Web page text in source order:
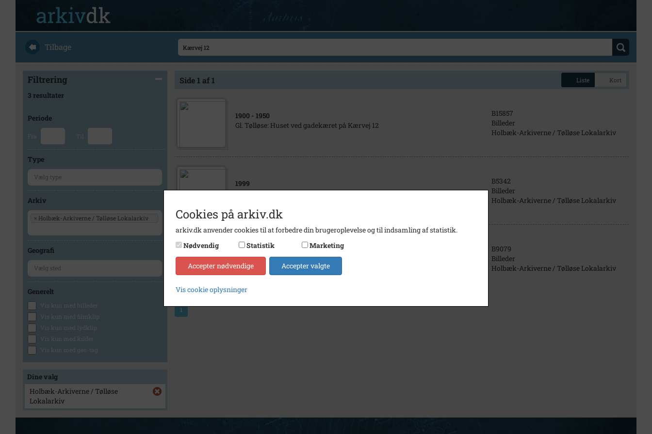
Tilbage
Filtrering
3 resultater
Periode
Fra Til
Type
Arkiv
× Holbæk-Arkiverne / Tølløse Lokalarkiv
Geografi
Generelt
Vis kun med billeder
Vis kun med filmklip
Vis kun med lydklip
Vis kun med kilder
Vis kun med geo-tag
Dine valg
Holbæk-Arkiverne / Tølløse
Lokalarkiv
Side 1 af 1 Liste Kort
1900 - 1950
Gl. Tølløse: Huset ved gadekæret på Kærvej 12
B15857
Billeder
Holbæk-Arkiverne / Tølløse Lokalarkiv
1999
Kærvej 12 i Gl. Tølløse med gadekæ- ret i forgrunden.
B5342
Billeder
Holbæk-Arkiverne / Tølløse Lokalarkiv
1917- 1925
Parti fra gadekæret i Gl. Tølløse. Huset bagtil har i dag adressen Kærvej 12.
B9079
Billeder
Holbæk-Arkiverne / Tølløse Lokalarkiv
1
Cookies på arkiv.dk
arkiv.dk anvender cookies til at forbedre din brugeroplevelse og til indsamling af statistik.
Nødvendig
Statistik Marketing
Accepter nødvendige Accepter valgte
Vis cookie oplysninger